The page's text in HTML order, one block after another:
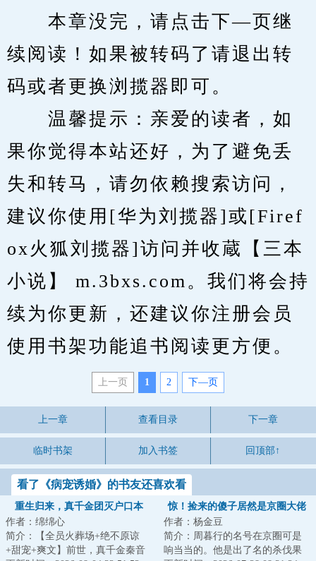
本章没完，请点击下—页继
续阅读！如果被转码了请退出转
码或者更换浏揽器即可。
温馨提示：亲爱的读者，如
果你觉得本站还好，为了避免丢
失和转马，请勿依赖搜索访问，
建议你使用[华为刘揽器]或[Firef
ox火狐刘揽器]访问并收蔵【三本
小说】 m.3bxs.com。我们将会持
续为你更新，还建议你注册会员
使用书架功能追书阅读更方便。
上一页 1 2 下—页
上一章 查看目录 下一章
临时书架 加入书签 回顶部↑
看了《病宠诱婚》的书友还喜欢看
重生归来，真千金团灭户口本
作者：绵绵心
简介：【全员火葬场+绝不原谅
+甜宠+爽文】前世，真千金秦音
惊！捡来的傻子居然是京圈大佬
作者：杨金豆
简介：周暮行的名号在京圈可是
响当当的。他是出了名的杀伐果